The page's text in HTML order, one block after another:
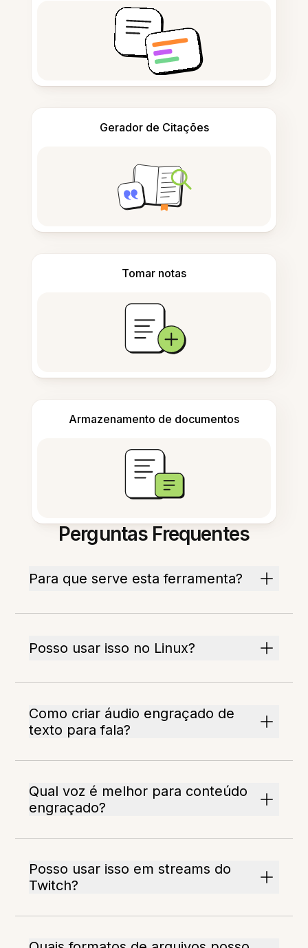
Gerador de Citações
Tomar notas
Armazenamento de documentos
Perguntas Frequentes
Para que serve esta ferramenta?
Posso usar isso no Linux?
Como criar áudio engraçado de
texto para fala?
Qual voz é melhor para conteúdo
engraçado?
Posso usar isso em streams do
Twitch?